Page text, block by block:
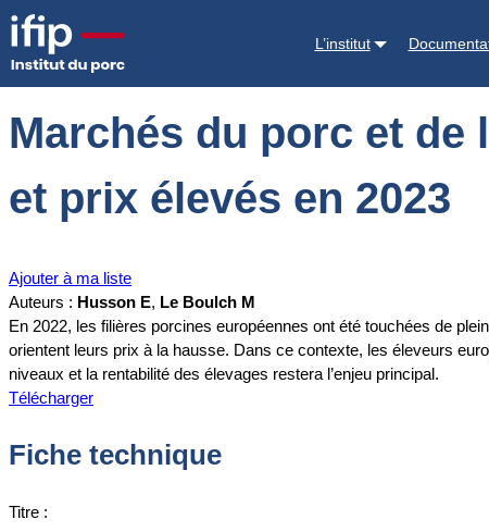
L’institut
Accueil Documentations
Marchés du porc et de
et prix élevés en 2023
Ajouter à ma liste
Auteurs : Husson E, Le Boulch M
En 2022, les filières porcines européennes ont été touchées de
orientent leurs prix à la hausse. Dans ce contexte, les éleveurs
niveaux et la rentabilité des élevages restera l’enjeu principal.
Télécharger
Fiche technique
Titre :